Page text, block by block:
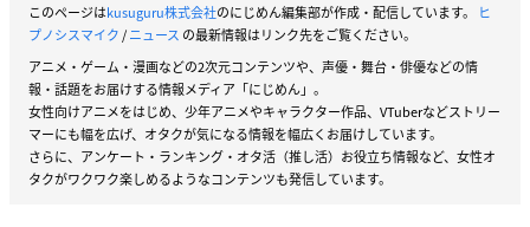
このページはkusuguru株式会社のにじめん編集部が作成・配信しています。
ヒ
プノシスマイク/ニュース の最新情報はリンク先をご覧ください。
アニメ・ゲーム・漫画などの2次元コンテンツや、声優・舞台・俳優などの情
報・話題をお届けする情報メディア「にじめん」。
女性向けアニメをはじめ、少年アニメやキャラクター作品、VTuberなどストリー
マーにも幅を広げ、オタクが気になる情報を幅広くお届けしています。
さらに、アンケート・ランキング・オタ活（推し活）お役立ち情報など、女性オ
タクがワクワク楽しめるようなコンテンツも発信しています。